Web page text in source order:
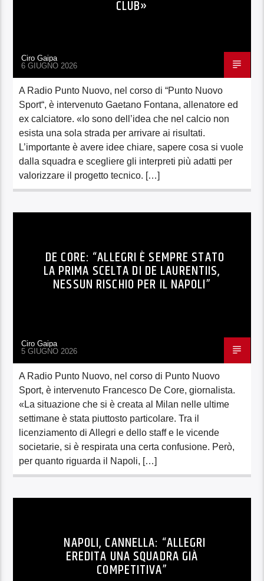
CLUB»
Ciro Gaipa
6 GIUGNO 2026
A Radio Punto Nuovo, nel corso di “Punto Nuovo
Sport“, è intervenuto Gaetano Fontana, allenatore ed
ex calciatore. «Io sono dell’idea che nel calcio non
esista una sola strada per arrivare ai risultati.
L’importante è avere idee chiare, sapere cosa si vuole
dalla squadra e scegliere gli interpreti più adatti per
valorizzare il progetto tecnico. […]
DE CORE: “ALLEGRI È SEMPRE STATO
LA PRIMA SCELTA DI DE LAURENTIIS,
NESSUN RISCHIO PER IL NAPOLI”
Ciro Gaipa
5 GIUGNO 2026
A Radio Punto Nuovo, nel corso di Punto Nuovo
Sport, è intervenuto Francesco De Core, giornalista.
«La situazione che si è creata al Milan nelle ultime
settimane è stata piuttosto particolare. Tra il
licenziamento di Allegri e dello staff e le vicende
societarie, si è respirata una certa confusione. Però,
per quanto riguarda il Napoli, […]
NAPOLI, CANNELLA: “ALLEGRI
EREDITA UNA SQUADRA GIÀ
COMPETITIVA”